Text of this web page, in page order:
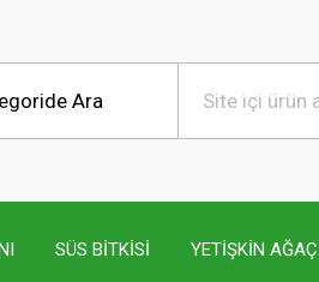
SÜS BİTKİSİ YETİŞKİN AĞAÇ